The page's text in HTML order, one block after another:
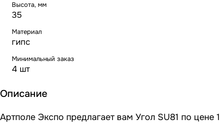
Высота, мм
35
Материал
гипс
Минимальный заказ
4 шт
Описание
Артполе Экспо предлагает вам Угол SU81 по цене 1